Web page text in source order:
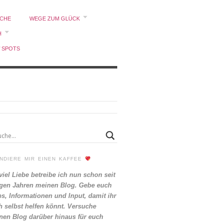
WEGE ZUM GLÜCK
SPOTS
MIR EINEN KAFFEE
Liebe betreibe ich nun schon seit
Jahren meinen Blog. Gebe euch
Informationen und Input, damit ihr
selbst helfen könnt. Versuche
Blog darüber hinaus für euch